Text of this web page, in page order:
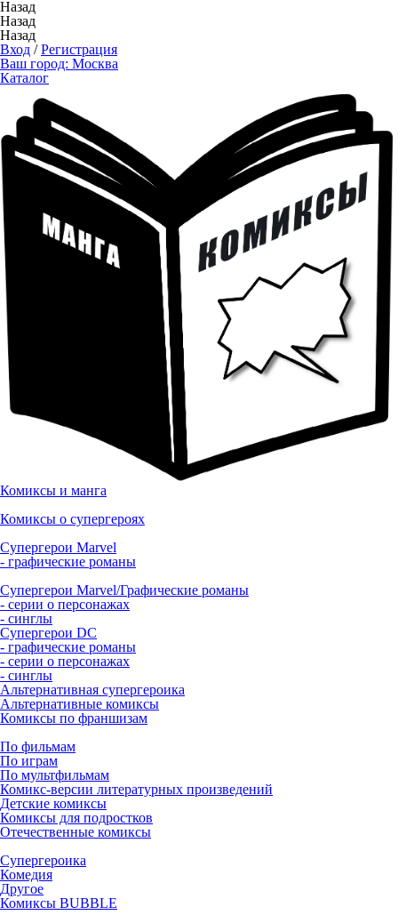
Назад
Назад
Назад
Вход /Регистрация
Ваш город: Москва
Каталог
Комиксы и манга
Комиксы о супергероях
Супергерои Marvel
- графические романы
Супергерои Marvel/Графические романы
- серии о персонажах
- синглы
Супергерои DC
- графические романы
- серии о персонажах
- синглы
Альтернативная супергероика
Альтернативные комиксы
Комиксы по франшизам
По фильмам
По играм
По мультфильмам
Комикс-версии литературных произведений
Детские комиксы
Комиксы для подростков
Отечественные комиксы
Супергероика
Комедия
Другое
Комиксы BUBBLE